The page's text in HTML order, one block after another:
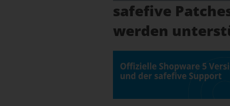
safefive
werden